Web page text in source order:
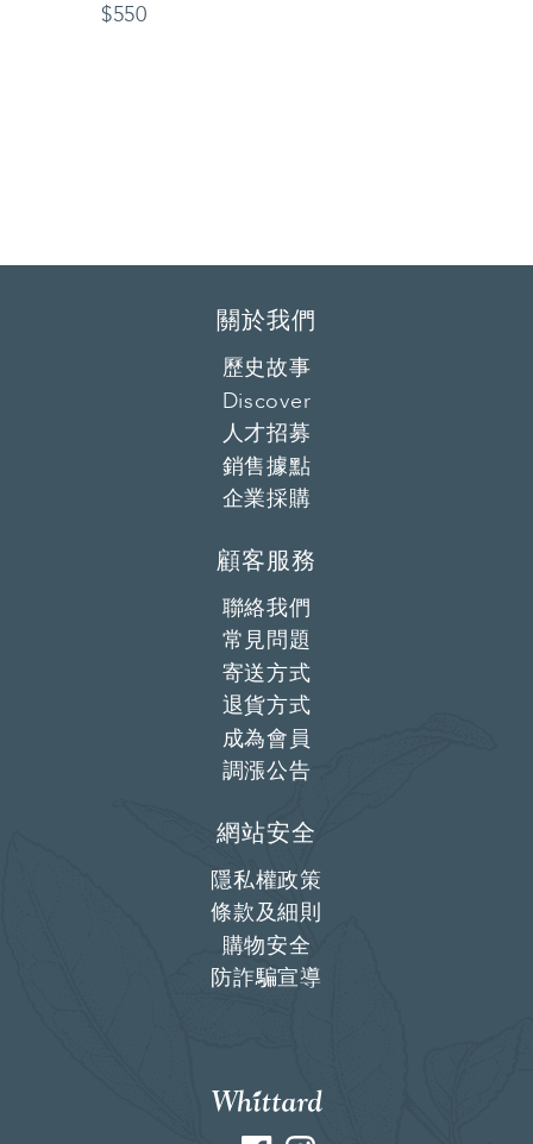
$550
關於我們
歷史故事
Discover
人才招募
銷售據點
企業採購
顧客服務
聯絡我們
常見問題
寄送方式
退貨方式
成為會員
調漲公告
網站安全
隱私權政策
條款及細則
購物安全
防詐騙宣導